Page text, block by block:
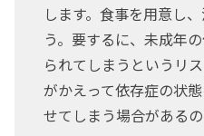
します。食事を用意し
う。要するに、未成年
られてしまうというリ
がかえって依存症の状
せてしまう場合があるの